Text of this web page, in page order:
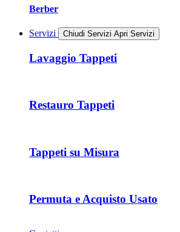
Berber
Servizi Chiudi Servizi Apri Servizi
Lavaggio Tappeti
Restauro Tappeti
Tappeti su Misura
Permuta e Acquisto Usato